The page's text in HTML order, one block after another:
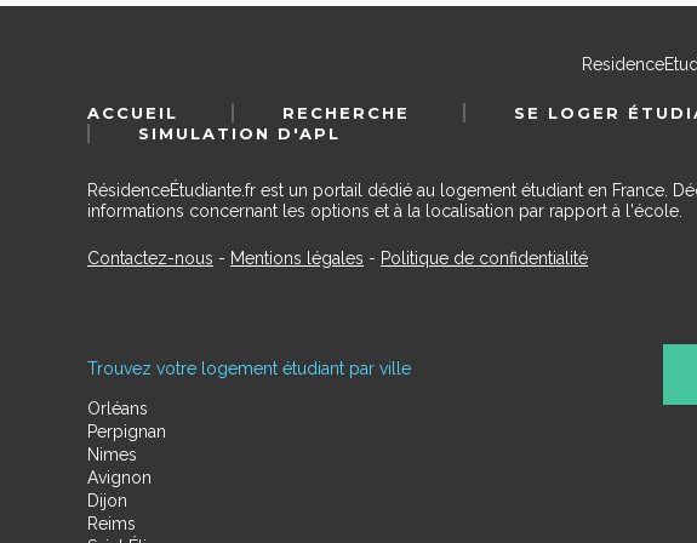
ACCUEIL RECHERCHE SE LOGER
SIMULATION D'APL
RésidenceÉtudiante.fr est un portail dédié au logement étudiant en France.
informations concernant les options et à la localisation par rapport à l'école.
Contactez-nous - Mentions légales - Politique de confidentialité
Trouvez votre logement étudiant par ville
Orléans
Perpignan
Nimes
Avignon
Dijon
Reims